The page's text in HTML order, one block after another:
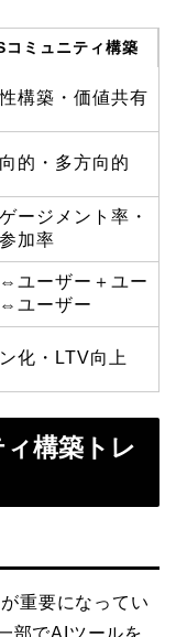
コミュニティ構築
構築・価値共有
的・多方向的
ージメント率・
加率
ユーザー＋ユー
ユーザー
化・LTV向上
構築トレ
重要になってい